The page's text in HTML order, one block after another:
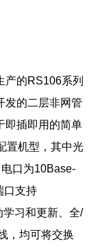
产的RS106系列
发的二层非网管
即插即用的简单
置机型，其中光
口为10Base-
口支持
学习和更新、全/
，均可将交换